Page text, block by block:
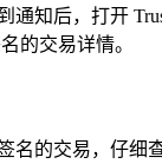
通知后，打开
的交易详情。
名的交易，仔细